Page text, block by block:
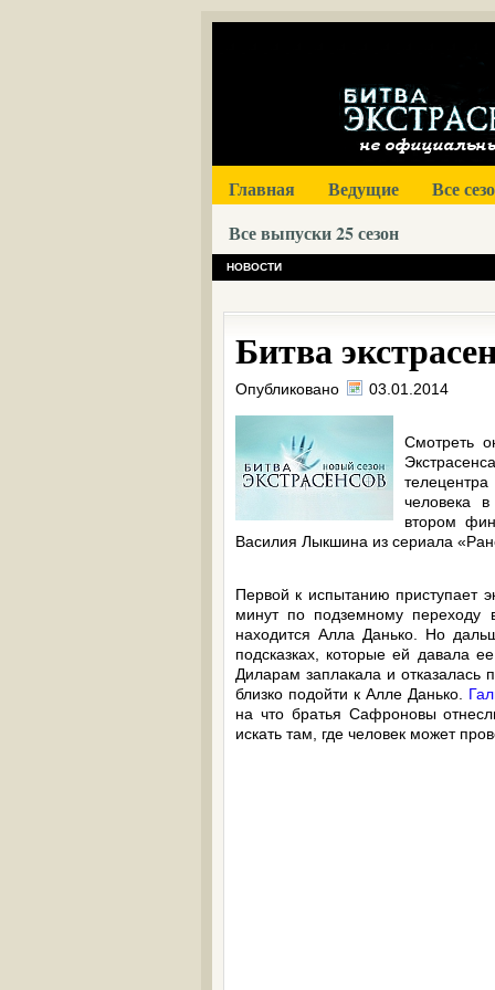
Главная Ведущие
Все
Все выпуски 25 сезон
НОВОСТИ
Битва
Опубликовано 03.01.2014
Смотреть
человека
втором
Василия Лыкшина из сериала
Первой к испытанию приступает
минут по подземному переходу
находится Алла Данько. Но
подсказках, которые ей давала
Диларам заплакала и отказалась
близко подойти к Алле Данько.
на что братья Сафроновы
искать там, где человек может